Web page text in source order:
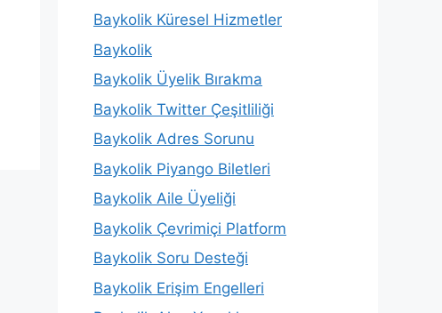
Baykolik Küresel Hizmetler
Baykolik
Baykolik Üyelik Bırakma
Baykolik Twitter Çeşitliliği
Baykolik Adres Sorunu
Baykolik Piyango Biletleri
Baykolik Aile Üyeliği
Baykolik Çevrimiçi Platform
Baykolik Soru Desteği
Baykolik Erişim Engelleri